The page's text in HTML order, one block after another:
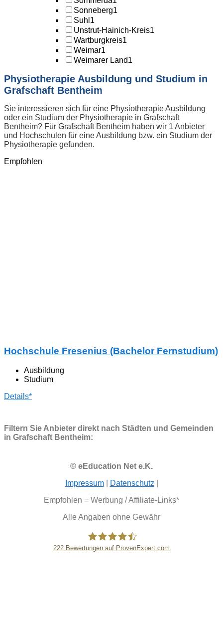
Sonneberg1
Suhl 1
Unstrut-Hainich-Kreis1
Wartburgkreis1
Weimar1
Weimarer Land1
Physiotherapie Ausbildung und Studium in
Grafschaft Bentheim
Sie interessieren sich für eine Physiotherapie Ausbildung
oder ein Studium der Physiotherapie in Grafschaft
Bentheim? Für Grafschaft Bentheim haben wir 1 Anbieter
und Hochschulen für eine Ausbildung bzw. ein Studium der
Physiotherapie gefunden.
Empfohlen
Hochschule Fresenius (Bachelor Fernstudium)
Ausbildung
Studium
Details*
Filtern Sie Anbieter direkt nach Städten und Gemeinden
in Grafschaft Bentheim:
© eEducation Net e.K.
Impressum| Datenschutz
Empfohlen = Werbung / Affiliate-Links*
Alle Angaben ohne Gewähr
222 Bewertungen auf ProvenExpert.com